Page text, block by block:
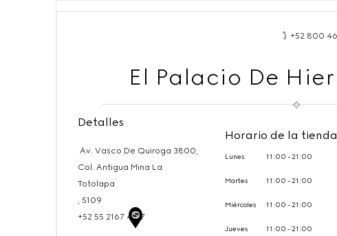
+52 800
El Palacio De
Detalles
Av. Vasco De Quiroga 3800,
Col. Antigua Mina La
Totolapa
, 5109
+52 55 2167 4217
Horario de la tienda
Lunes 11:00 - 21:00
Martes 11:00 - 21:00
Miércoles 11:00 - 21:00
Jueves 11:00 - 21:00